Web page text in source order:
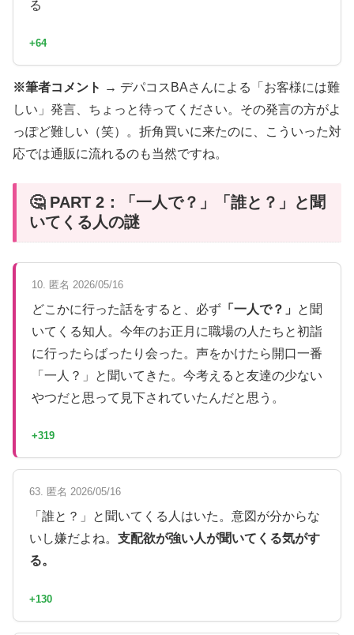
る
+64
※筆者コメント → デパコスBAさんによる「お客様には難
しい」発言、ちょっと待ってください。その発言の方がよ
っぽど難しい（笑）。折角買いに来たのに、こういった対
応では通販に流れるのも当然ですね。
🤔 PART 2：「一人で？」「誰と？」と聞
いてくる人の謎
10. 匿名 2026/05/16
どこかに行った話をすると、必ず 「一人で？」
と聞
いてくる知人。今年のお正月に職場の人たちと初詣
に行ったらばったり会った。声をかけたら開口一番
「一人？」と聞いてきた。今考えると友達の少ない
やつだと思って見下されていたんだと思う。
+319
63. 匿名 2026/05/16
「誰と？」と聞いてくる人はいた。意図が分からな
いし嫌だよね。 支配欲が強い人が聞いてくる気がす
る。
+130